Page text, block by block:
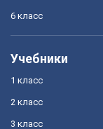
6 класс
Учебники
1 класс
2 класс
3 класс